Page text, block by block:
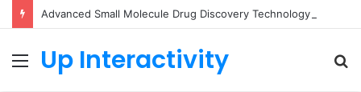
Menu
Up Interactivity